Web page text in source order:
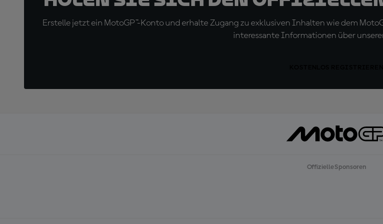
Erstelle jetzt ein MotoGP™-Konto und erhalte Zugang zu exklusiven Inhalten wie dem
interessante Informationen über
Offizielle Sponsoren